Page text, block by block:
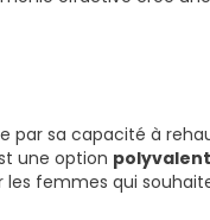
par sa capacité à
une option
femmes qui